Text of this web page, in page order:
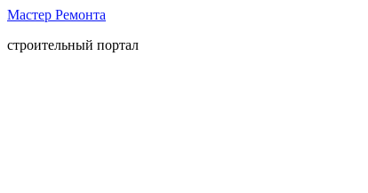
Мастер Ремонта
строительный портал